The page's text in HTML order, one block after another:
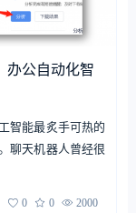
办公自动化智
智能最炙手可热的
聊天机器人曾经很
0 0
2000